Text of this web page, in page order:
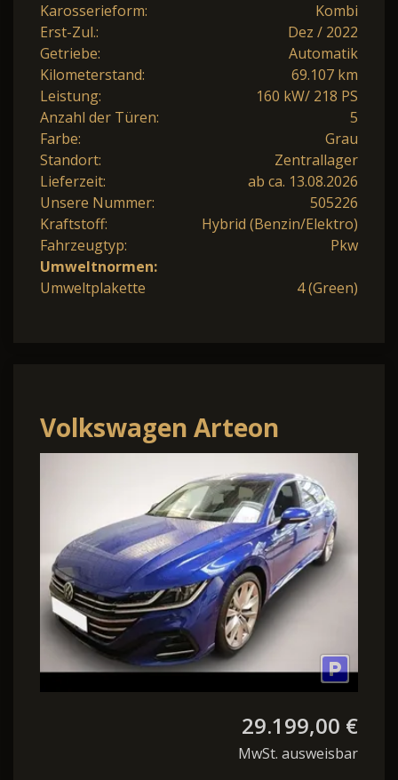
Karosserieform:
Kombi
Erst-Zul.:
Dez / 2022
Getriebe:
Automatik
Kilometerstand:
69.107 km
Leistung:
160 kW/ 218 PS
Anzahl der Türen:
5
Farbe:
Grau
Standort:
Zentrallager
Lieferzeit:
ab ca. 13.08.2026
Unsere Nummer:
505226
Kraftstoff:
Hybrid (Benzin/Elektro)
Fahrzeugtyp:
Pkw
Umweltnormen:
Umweltplakette
4 (Green)
Volkswagen Arteon
Shooting Brake 1.4 TSI
eHybrid DSG R-Line
29.199,00 €
MwSt. ausweisbar